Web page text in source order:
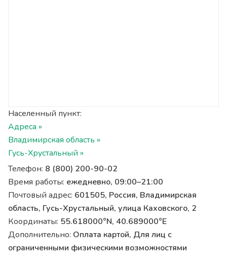
Населенный пункт:
Адреса »
Владимирская область »
Гусь-Хрустальный »
Телефон: 8 (800) 200-90-02
Время работы: ежедневно, 09:00–21:00
Почтовый адрес: 601505, Россия, Владимирская
область, Гусь-Хрустальный, улица Каховского, 2
Координаты: 55.618000°N, 40.689000°E
Дополнительно: Оплата картой, Для лиц с
ограниченными физическими возможностями